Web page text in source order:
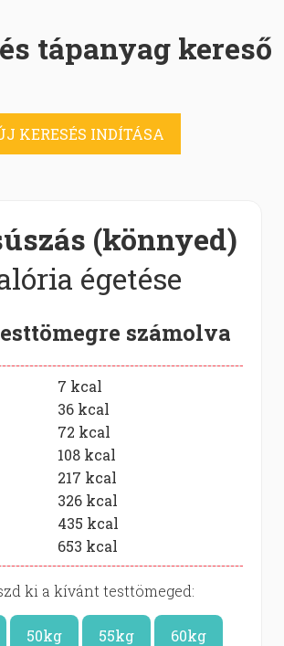
tápanyag kereső
KERESÉS INDÍTÁSA
(könnyed)
égetése
számolva
7 kcal
36 kcal
72 kcal
108 kcal
217 kcal
326 kcal
435 kcal
653 kcal
ki a kívánt testtömeged:
50kg 55kg 60kg